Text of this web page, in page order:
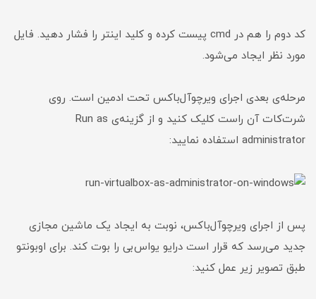
کد دوم را هم در cmd پیست کرده و کلید اینتر را فشار دهید. فایل
مورد نظر ایجاد می‌شود.
مرحله‌ی بعدی اجرای ویرچوآل‌باکس تحت ادمین است. روی
شرت‌کات آن راست کلیک کنید و از گزینه‌ی Run as
administrator استفاده نمایید:
پس از اجرای ویرچوآل‌باکس، نوبت به ایجاد یک ماشین مجازی
جدید می‌رسد که قرار است درایو یو‌اس‌بی را بوت کند. برای اوبونتو
طبق تصویر زیر عمل کنید: